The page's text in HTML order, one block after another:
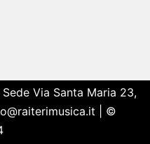
Via Santa Maria 23,
| ©